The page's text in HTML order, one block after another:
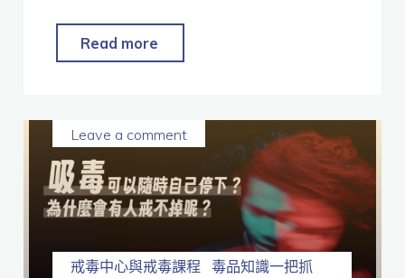
Read more
戒毒中心與戒毒課程
毒品知識一把抓
Leave a comment